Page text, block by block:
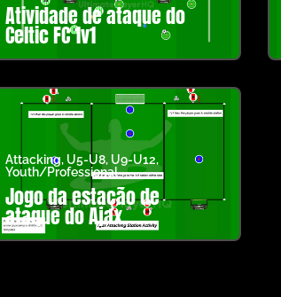
Atividade de ataque do
Celtic FC 1v1
Attacking, U5-U8, U9-U12,
Youth/Professional
Jogo da estação de
ataque do Ajax